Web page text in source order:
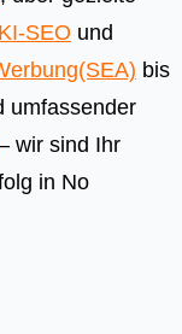
KI-SEO und
bis
umfassender
wir sind Ihr
in No